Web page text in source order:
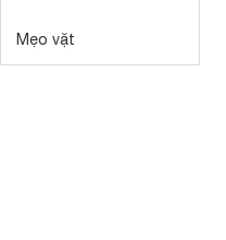
Mẹo vặt